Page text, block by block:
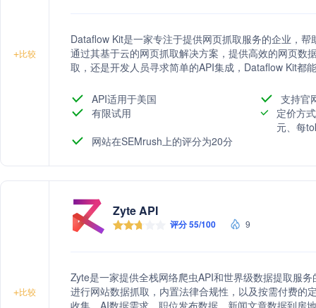
+比较
Dataflow Kit是一家专注于提供网页抓取服务的企业，
通过其基于云的网页抓取解决方案，提供高效的网页数
取，还是开发人员寻求简单的API集成，Dataflow Kit都
API适用于美国
支持官
有限试用
定价方
元、每
网站在SEMrush上的评分为20分
+比较
Zyte API
评分 55/100 9
Zyte是一家提供全栈网络爬虫API和世界级数据提取服
进行网站数据抓取，内置法律合规性，以及按需付费的
收集、AI数据需求、职位发布数据、新闻文章数据到房